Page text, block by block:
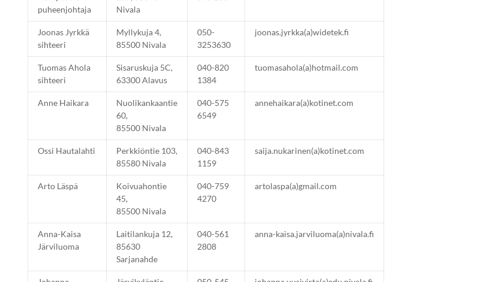
puheenjohtaja
Nivala
Joonas Jyrkkä
sihteeri
Myllykuja 4,
85500 Nivala
050-
3253630
joonas.jyrkka(a)widetek.fi
Tuomas Ahola
sihteeri
Sisaruskuja 5C,
63300 Alavus
040-820
1384
tuomasahola(a)hotmail.com
Anne Haikara
Nuolikankaantie
60,
85500 Nivala
040-575
6549
annehaikara(a)kotinet.com
Ossi Hautalahti
Perkkiöntie 103,
85580 Nivala
040-843
1159
saija.nukarinen(a)kotinet.com
Arto Läspä
Koivuahontie
45,
85500 Nivala
040-759
4270
artolaspa(a)gmail.com
Anna-Kaisa
Järviluoma
Laitilankuja 12,
85630
Sarjanahde
040-561
2808
anna-kaisa.jarviluoma(a)nivala.fi